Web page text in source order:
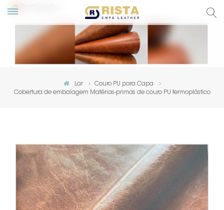
Lar
Couro PU para Capa
Cobertura de embalagem Matérias-primas de couro PU termoplástico